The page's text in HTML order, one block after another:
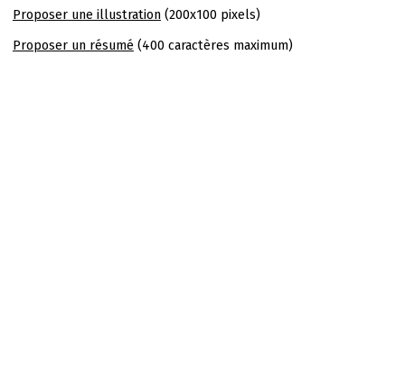
Proposer une illustration(200x100 pixels)
Proposer un résumé (400 caractères maximum)